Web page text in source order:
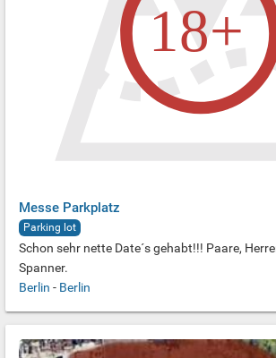
Messe Parkplatz
Parking lot
Schon sehr nette Date´s gehabt!!! Paare,
Spanner.
Berlin - Berlin